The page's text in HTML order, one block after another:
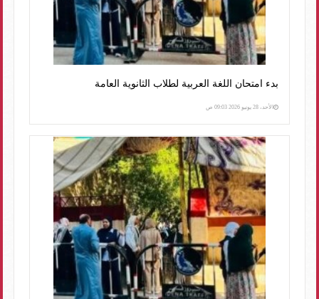
بدء امتحان اللغة العربية لطلاب الثانوية العامة
الأحد، 28 يونيو 2026 09:03 ص